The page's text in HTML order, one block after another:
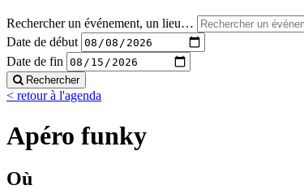
Rechercher un événement, un lieu…
Date de début
Date de fin
Rechercher
< retour à l'agenda
Apéro funky
Où